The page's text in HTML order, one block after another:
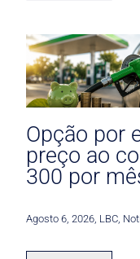
Opção por
preço ao
300 por
Agosto 6, 2026 LBC